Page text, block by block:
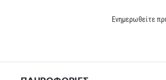
Ενημερωθείτε